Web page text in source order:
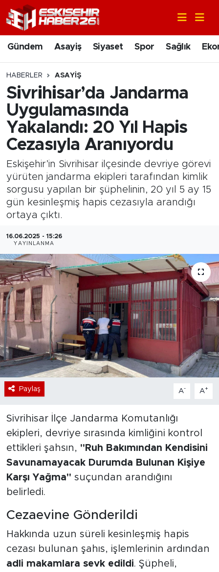
Gündem Asayiş Siyaset Spor Sağlık
HABERLER ASAYIŞ
Sivrihisar’da Jandarma
Uygulamasında
Yakalandı: 20 Yıl Hapis
Cezasıyla Aranıyordu
Eskişehir’in Sivrihisar ilçesinde devriye görevi
yürüten jandarma ekipleri tarafından kimlik
sorgusu yapılan bir şüphelinin, 20 yıl 5 ay 15
gün kesinleşmiş hapis cezasıyla arandığı
ortaya çıktı.
16.06.2025 - 15:26
YAYINLANMA
Paylaş A- A+
Sivrihisar İlçe Jandarma Komutanlığı
ekipleri, devriye sırasında kimliğini kontrol
ettikleri şahsın, "Ruh Bakımından Kendisini
Savunamayacak Durumda Bulunan Kişiye
Karşı Yağma" suçundan arandığını
belirledi.
Cezaevine Gönderildi
Hakkında uzun süreli kesinleşmiş hapis
cezası bulunan şahıs, işlemlerinin ardından
adli makamlara sevk edildi. Şüpheli,
Gündem
Asayiş
Siyaset
Spor
Ekonomi
Eğitim
Sanat
Bölge
Teknoloji
Magazin
Dünya
Sektör
Nöbetçi Eczaneler
Hava Durumu
Trafik Durumu
Süper Lig Puan Durumu ve Fikstür
Tüm Manşetler
Son Dakika Haberleri
Haber Arşivi